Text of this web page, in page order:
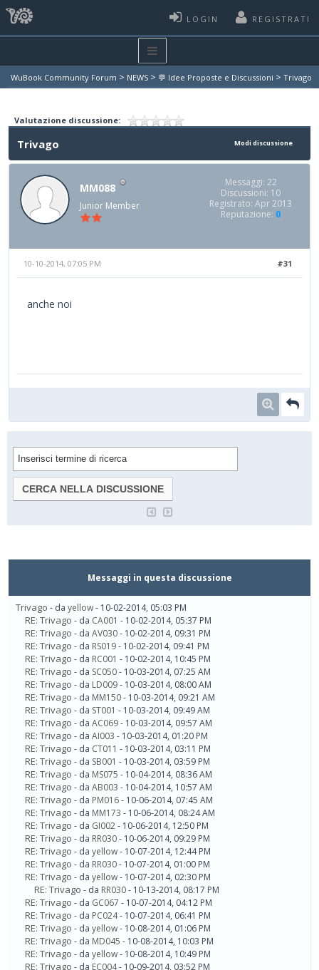
LOGIN REGISTRATI
WuBook Community Forum > NEWS > 💬 Idee Proposte e Discussioni > Trivago
Valutazione discussione:
Modi discussione
Trivago
MM088
Junior Member
Messaggi: 22
Discussioni: 10
Registrato: Apr 2013
Reputazione: 0
#31
10-10-2014, 07:05 PM
anche noi
Messaggi in questa discussione
Trivago - da yellow- 10-02-2014, 05:03 PM
RE: Trivago - da CA001 - 10-02-2014, 05:37 PM
RE: Trivago - da AV030- 10-02-2014, 09:31 PM
RE: Trivago - da RS019- 10-02-2014, 09:41 PM
RE: Trivago - da RC001 - 10-02-2014, 10:45 PM
RE: Trivago - da SC050- 10-03-2014, 07:25 AM
RE: Trivago - da LD009- 10-03-2014, 08:00 AM
RE: Trivago - da MM150- 10-03-2014, 09:21 AM
RE: Trivago - da ST001 - 10-03-2014, 09:49 AM
RE: Trivago - da AC069- 10-03-2014, 09:57 AM
RE: Trivago - da AI003 - 10-03-2014, 01:20 PM
RE: Trivago - da CT011 - 10-03-2014, 03:11 PM
RE: Trivago - da SB001 - 10-03-2014, 03:59 PM
RE: Trivago - da MS075 - 10-04-2014, 08:36 AM
RE: Trivago - da AB003 - 10-04-2014, 10:57 AM
RE: Trivago - da PM016- 10-06-2014, 07:45 AM
RE: Trivago - da MM173 - 10-06-2014, 08:24 AM
RE: Trivago - da GI002- 10-06-2014, 12:50 PM
RE: Trivago - da RR030- 10-06-2014, 09:29 PM
RE: Trivago - da yellow- 10-07-2014, 12:44 PM
RE: Trivago - da RR030- 10-07-2014, 01:00 PM
RE: Trivago - da yellow- 10-07-2014, 02:30 PM
RE: Trivago - da RR030- 10-13-2014, 08:17 PM
RE: Trivago - da GC067 - 10-07-2014, 04:12 PM
RE: Trivago - da PC024- 10-07-2014, 06:41 PM
RE: Trivago - da yellow- 10-08-2014, 01:06 PM
RE: Trivago - da MD045 - 10-08-2014, 10:03 PM
RE: Trivago - da yellow- 10-08-2014, 10:49 PM
RE: Trivago - da EC004- 10-09-2014, 03:52 PM